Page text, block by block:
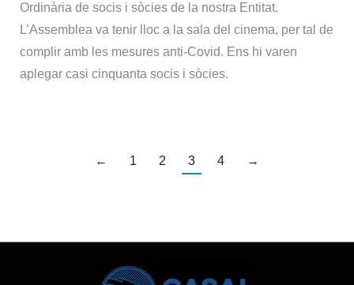
Ordinària de socis i sòcies de la nostra Entitat.
L’Assemblea va tenir lloc a la sala del cinema, per tal de
complir amb les mesures anti-Covid. Ens hi varen
aplegar casi cinquanta socis i sòcies.
← 1 2 3 4 →